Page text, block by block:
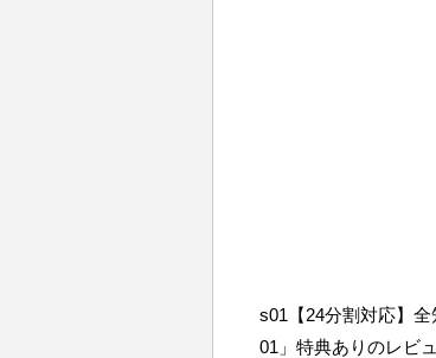
s01【24分割対応】
01」特典ありのレビ